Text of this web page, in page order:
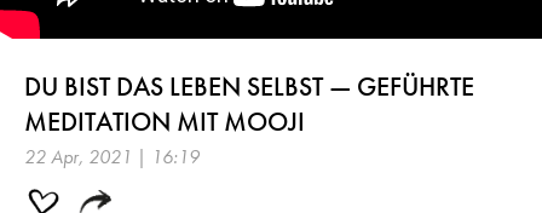
DU BIST DAS LEBEN SELBST — GEFÜHRTE
MEDITATION MIT MOOJI
22 Apr, 2021 | 16:19